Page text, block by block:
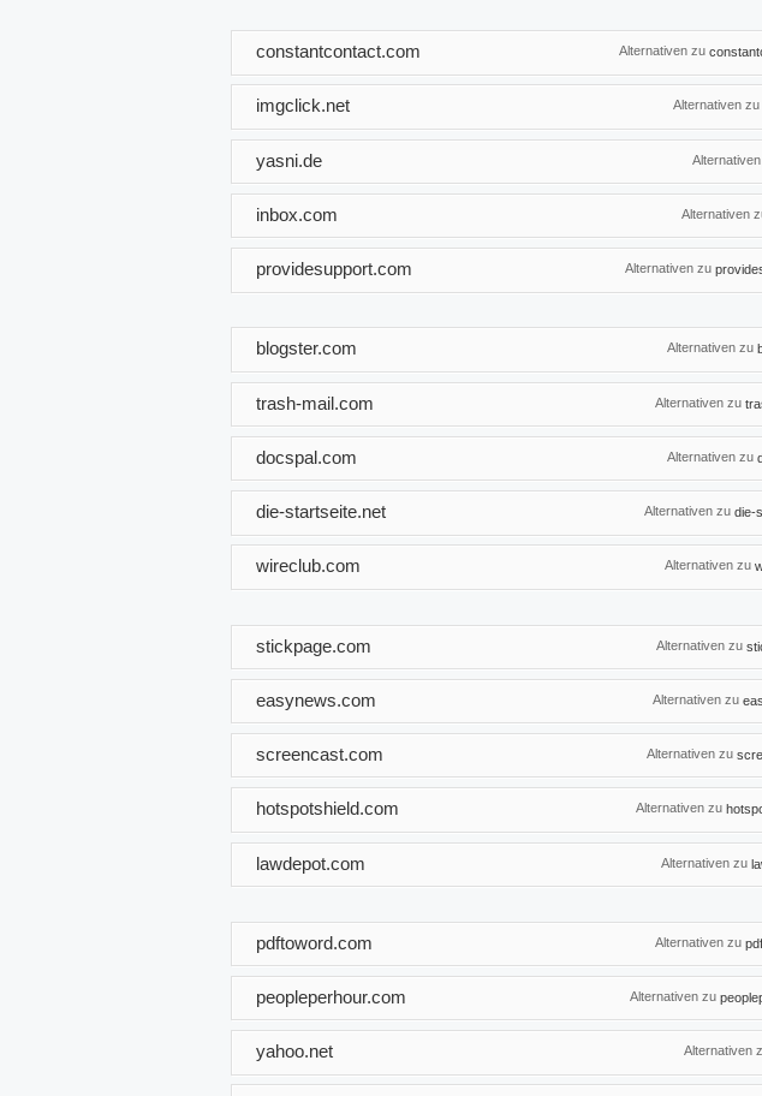
Alternativen zu
constantcontact.com
Alternativen zu
imgclick.net
yasni.de
Alternativen
inbox.com
Alternativen zu
providesupport.com
Alternativen zu
blogster.com
Alternativen zu
trash-mail.com
Alternativen zu
docspal.com
Alternativen zu die-
die-startseite.net
Alternativen zu
wireclub.com
Alternativen zu
stickpage.com
Alternativen zu
easynews.com
Alternativen zu
screencast.com
Alternativen zu
hotspotshield.com
Alternativen zu
lawdepot.com
Alternativen zu
pdftoword.com
Alternativen zu
peopleperhour.com
Alternativen
yahoo.net